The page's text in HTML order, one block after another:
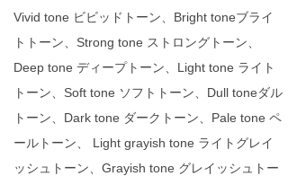
Vivid tone ビビッドトーン、Bright toneブライ
トトーン、Strong tone ストロングトーン、
Deep tone ディープトーン、Light tone ライト
トーン、Soft tone ソフトトーン、Dull toneダル
トーン、Dark tone ダークトーン、Pale tone ペ
ールトーン、 Light grayish tone ライトグレイ
ッシュトーン、Grayish tone グレイッシュトー